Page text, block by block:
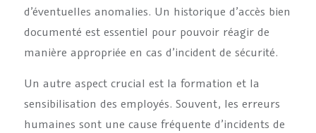
d’éventuelles anomalies. Un historique d’accès bien
documenté est essentiel pour pouvoir réagir de
manière appropriée en cas d’incident de sécurité.
Un autre aspect crucial est la formation et la
sensibilisation des employés. Souvent, les erreurs
humaines sont une cause fréquente d’incidents de